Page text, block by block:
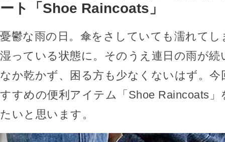
ート「Shoe Raincoats」
憂鬱な雨の日。傘をさしていても濡れてし
湿っている状態に。そのうえ連日の雨が
なか乾かず、困る方も少なくないはず。
すすめの便利アイテム「Shoe Raincoats
たいと思います。